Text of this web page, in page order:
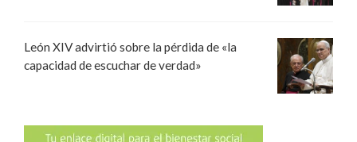
León XIV advirtió sobre la pérdida de «la
capacidad de escuchar de verdad»